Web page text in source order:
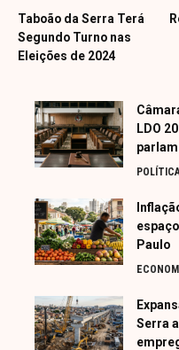
Taboão da Serra Terá
Segundo Turno nas
Eleições de 2024
LDO
Paulo
Serra